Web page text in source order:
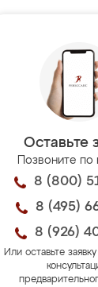
Оставьте
Позвоните
8 (800)
8 (495)
8 (926)
Или оставьте